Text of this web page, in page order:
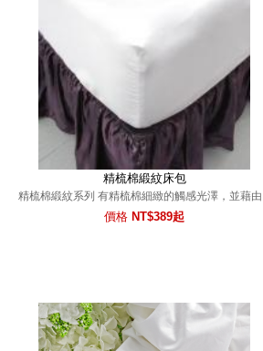
精梳棉緞紋床包
精梳棉緞紋系列 有精梳棉細緻的觸感光澤，並藉由...
價格 NT$389起